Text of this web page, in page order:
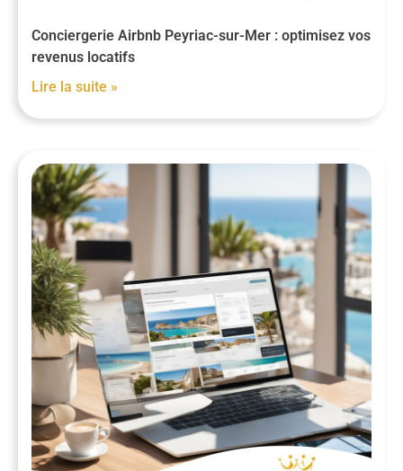
Conciergerie Airbnb Peyriac-sur-Mer : optimisez vos
revenus locatifs
Lire la suite »